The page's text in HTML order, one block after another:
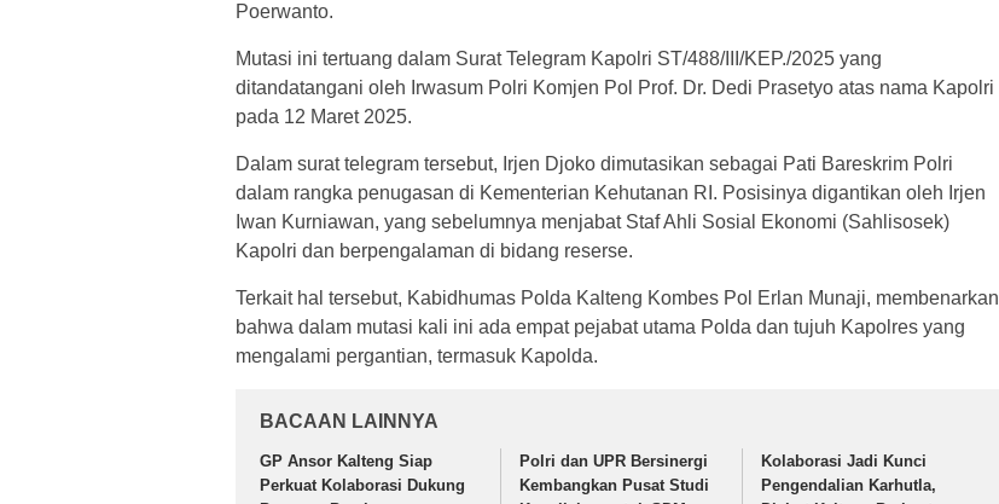
Poerwanto.
Mutasi ini tertuang dalam Surat Telegram Kapolri ST/488/III/KEP./2025 yang
ditandatangani oleh Irwasum Polri Komjen Pol Prof. Dr. Dedi Prasetyo atas nama Kapolri
pada 12 Maret 2025.
Dalam surat telegram tersebut, Irjen Djoko dimutasikan sebagai Pati Bareskrim Polri
dalam rangka penugasan di Kementerian Kehutanan RI. Posisinya digantikan oleh Irjen
Iwan Kurniawan, yang sebelumnya menjabat Staf Ahli Sosial Ekonomi (Sahlisosek)
Kapolri dan berpengalaman di bidang reserse.
Terkait hal tersebut, Kabidhumas Polda Kalteng Kombes Pol Erlan Munaji, membenarkan
bahwa dalam mutasi kali ini ada empat pejabat utama Polda dan tujuh Kapolres yang
mengalami pergantian, termasuk Kapolda.
BACAAN LAINNYA
GP Ansor Kalteng Siap
Perkuat Kolaborasi Dukung
Polri dan UPR Bersinergi
Kembangkan Pusat Studi
Kolaborasi Jadi Kunci
Pengendalian Karhutla,